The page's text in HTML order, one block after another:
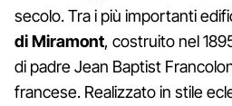
secolo. Tra i più importanti
di Miramont, costruito nel
di padre Jean Baptist
francese. Realizzato in stile